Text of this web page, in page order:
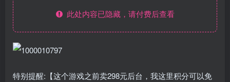
此处内容已隐藏，请付费后查看
特别提醒:【这个游戏之前卖298元后台，我这里积分可以免